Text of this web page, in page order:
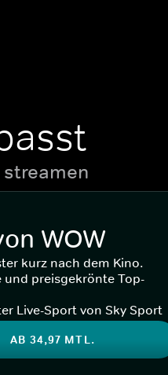
WOW
kurz nach dem Kino.
und preisgekrönte Top-
Live-Sport von Sky Sport
AB 34,97 MTL.